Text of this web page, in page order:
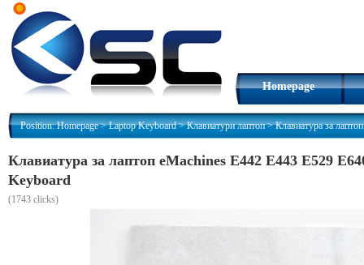
Homepage
Position:Homepage>Laptop Keyboard>Клавиатури лаптоп>Клавиатура за
Клавиатура за лаптоп eMachines E442 E443 E529
Keyboard
(1743 clicks)